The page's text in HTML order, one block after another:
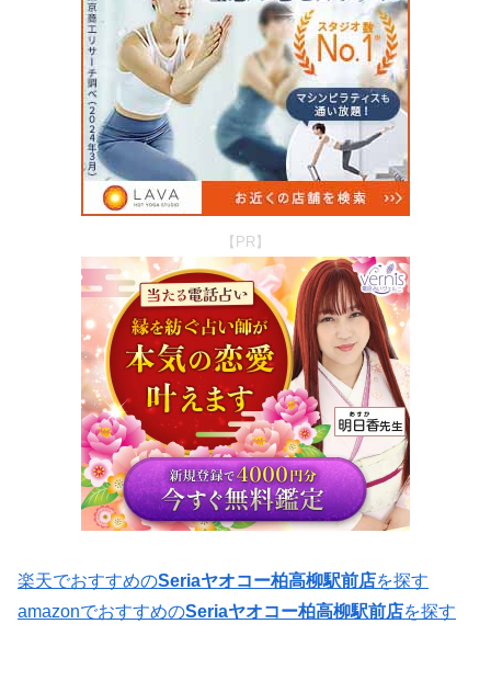
【PR】
楽天でおすすめのSeriaヤオコー柏高柳駅前店を探す
amazonでおすすめのSeriaヤオコー柏高柳駅前店を探す